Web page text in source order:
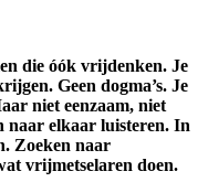
die óók vrijdenken. Je
Geen dogma’s. Je
niet eenzaam, niet
naar elkaar luisteren. In
Zoeken naar
vrijmetselaren doen.